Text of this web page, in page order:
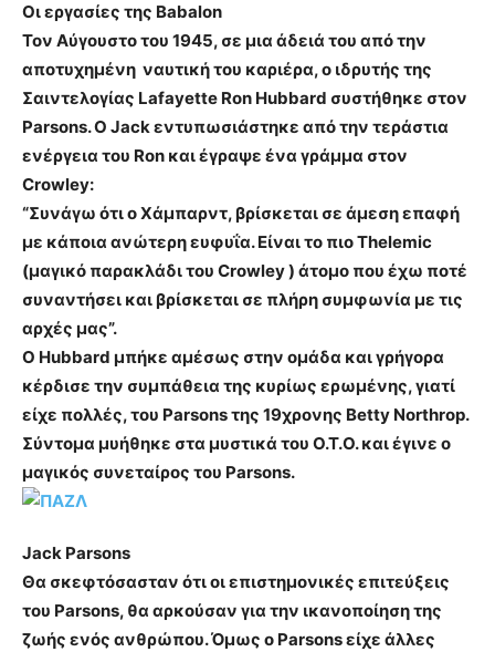
Οι εργασίες της Babalon
Τον Αύγουστο του 1945, σε μια άδειά του από την
αποτυχημένη ναυτική του καριέρα, ο ιδρυτής της
Σαιντελογίας Lafayette Ron Hubbard συστήθηκε στον
Parsons. Ο Jack εντυπωσιάστηκε από την τεράστια
ενέργεια του Ron και έγραψε ένα γράμμα στον
Crowley:
“Συνάγω ότι ο Χάμπαρντ, βρίσκεται σε άμεση επαφή
με κάποια ανώτερη ευφυΐα.Είναι το πιο Thelemic
(μαγικό παρακλάδι του Crowley ) άτομο που έχω ποτέ
συναντήσει και βρίσκεται σε πλήρη συμφωνία με τις
αρχές μας”.
Ο Hubbard μπήκε αμέσως στην ομάδα και γρήγορα
κέρδισε την συμπάθεια της κυρίως ερωμένης, γιατί
είχε πολλές, του Parsons της 19χρονης Betty Northrop.
Σύντομα μυήθηκε στα μυστικά του Ο.Τ.Ο. και έγινε ο
μαγικός συνεταίρος του Parsons.
Jack Parsons
Θα σκεφτόσασταν ότι οι επιστημονικές επιτεύξεις
του Parsons, θα αρκούσαν για την ικανοποίηση της
ζωής ενός ανθρώπου. Όμως ο Parsons είχε άλλες